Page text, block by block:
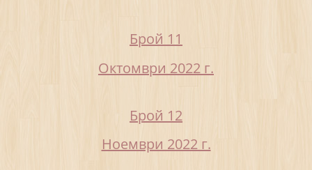
Брой 11
Октомври 2022 г.
Брой 12
Ноември 2022 г.